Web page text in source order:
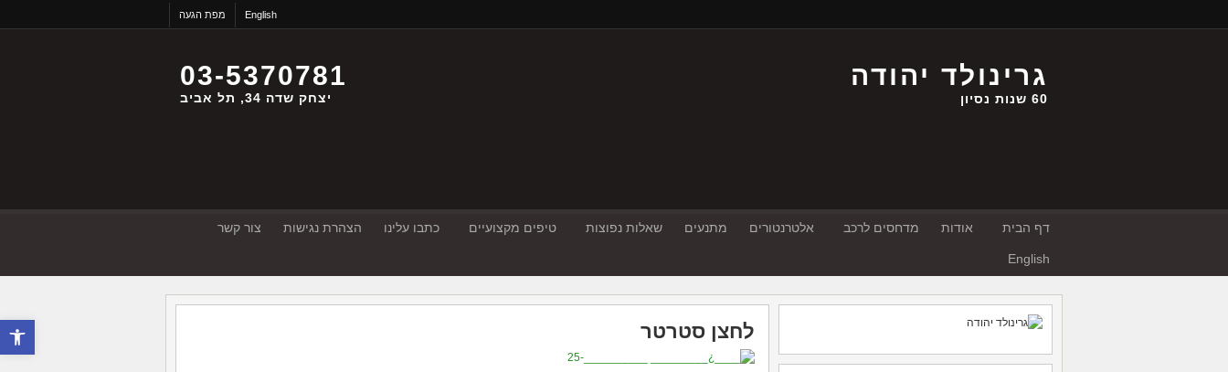
פתח
English מפת הגעה
גרינולד יהודה 03-5370781
60 שנות נסיון יצחק שדה 34, תל אביב
דף הבית אודות מדחסים לרכב אלטרנטורים מתנעים שאלות נפוצות טיפים מקצועיים כתבו עלינו הצהרת נגישות צור קשר
English
לחצן סטרטר